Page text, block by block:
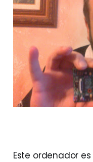
Este ordenador